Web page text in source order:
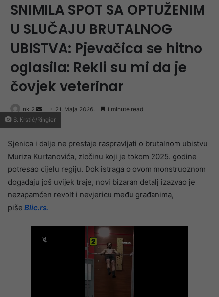
SNIMILA SPOT SA OPTUŽENIM
U SLUČAJU BRUTALNOG
UBISTVA: Pjevačica se hitno
oglasila: Rekli su mi da je
čovjek veterinar
nk 2
Send
an
21. Maja 2026. 1 minute read
S. Krstić/Ringier
Sjenica i dalje ne prestaje raspravljati o brutalnom ubistvu
Muriza Kurtanovića, zločinu koji je tokom 2025. godine
potresao cijelu regiju. Dok istraga o ovom monstruoznom
događaju još uvijek traje, novi bizaran detalj izazvao je
nezapamćen revolt i nevjericu među građanima,
piše Blic.rs.